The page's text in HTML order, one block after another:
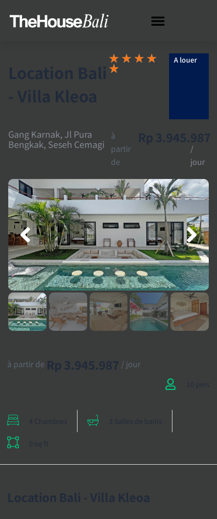
Location Bali
- Villa Kleoa
★ ★ ★ ★
★
A louer
Gang Karnak, Jl Pura
Bengkak, Seseh Cemagi
à
partir
de
Rp 3.945.987
/
jour
à partir de Rp 3.945.987 / jour
10 pers
4 Chambres 3 Salles de bains
0 sq ft
Location Bali - Villa Kleoa